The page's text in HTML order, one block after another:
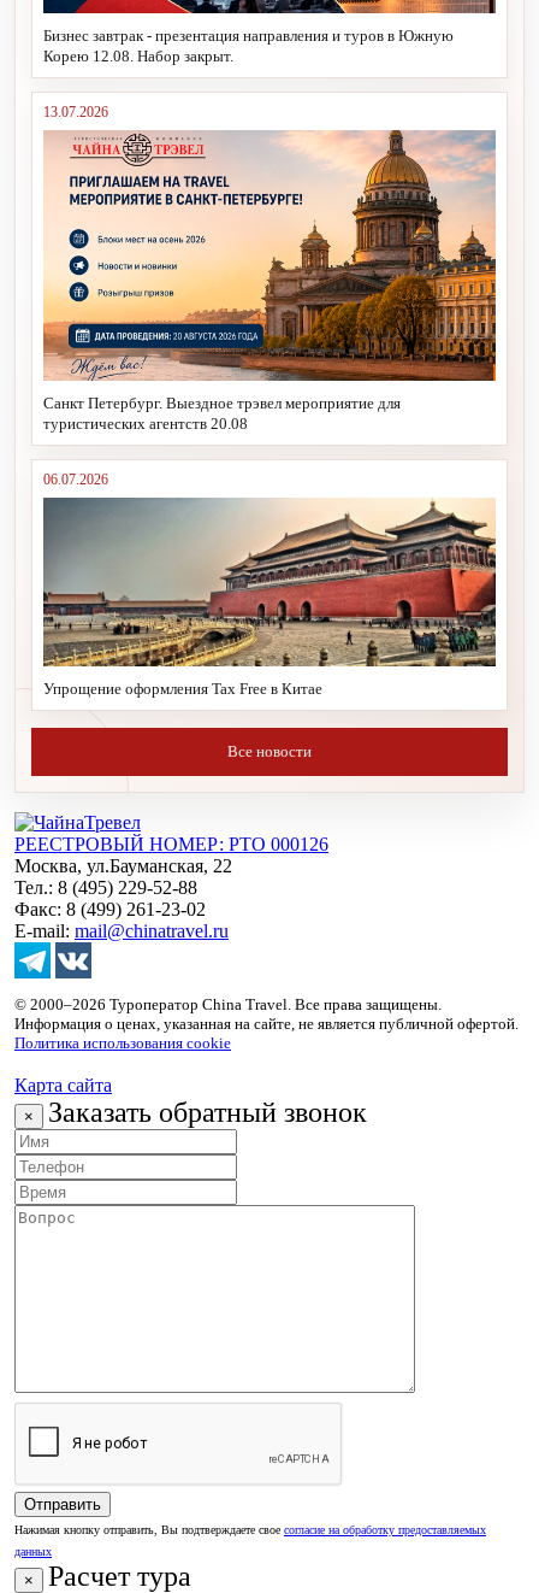
Бизнес завтрак - презентация направления и туров в Южную
Корею 12.08. Набор закрыт.
13.07.2026
Санкт Петербург. Выездное трэвел мероприятие для
туристических агентств 20.08
06.07.2026
Упрощение оформления Tax Free в Китае
Все новости
РЕЕСТРОВЫЙ НОМЕР: РТО 000126
Москва, ул.Бауманская, 22
Тел.: 8 (495) 229-52-88
Факс: 8 (499) 261-23-02
E-mail: mail@chinatravel.ru
© 2000–2026 Туроператор China Travel. Все права защищены.
Информация о ценах, указанная на сайте, не является публичной офертой.
Политика использования cookie
Карта сайта
× Заказать обратный звонок
Нажимая кнопку отправить, Вы подтверждаете свое согласие на обработку предоставляемых
данных
× Расчет тура